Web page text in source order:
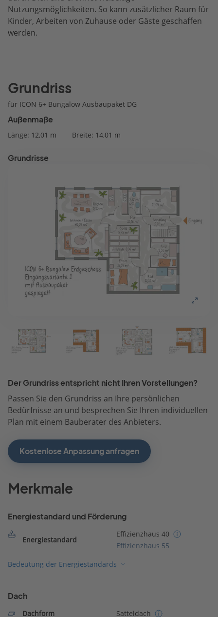
Nutzungsmöglichkeiten. So kann zusätzlicher Raum für
Kinder, Arbeiten von Zuhause oder Gäste geschaffen
werden.
Grundriss
für ICON 6+ Bungalow Ausbaupaket DG
Außenmaße
Länge: 12,01 m Breite: 14,01 m
Grundrisse
Der Grundriss entspricht nicht Ihren Vorstellungen?
Passen Sie den Grundriss an Ihre persönlichen
Bedürfnisse an und besprechen Sie Ihren individuellen
Plan mit einem Bauberater des Anbieters.
Kostenlose Anpassung anfragen
Merkmale
Energiestandard und Förderung
Energiestandard
Effizienzhaus 40
Effizienzhaus 55
Bedeutung der Energiestandards
Dach
Dachform Satteldach